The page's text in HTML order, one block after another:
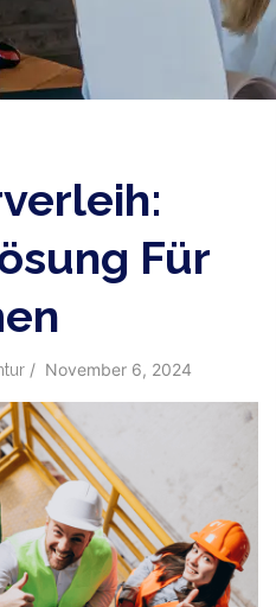
Für
/ November 6, 2024